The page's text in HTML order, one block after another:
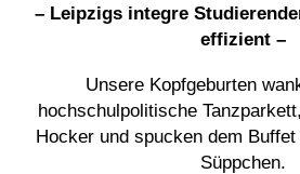
– Leipzigs integre
effizient –
Unsere Kopfgeburten
hochschulpolitische
Hocker und spucken dem
Süppchen.